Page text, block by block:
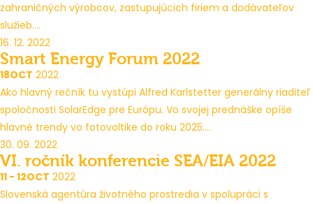
zahraničných výrobcov, zastupujúcich firiem a dodávateľov
služieb....
16. 12. 2022
Smart Energy Forum 2022
18OCT 2022
Ako hlavný rečník tu vystúpi Alfred Karlstetter generálny riaditeľ
spoločnosti SolarEdge pre Európu. Vo svojej prednáške opíše
hlavné trendy vo fotovoltike do roku 2025....
30. 09. 2022
VI. ročník konferencie SEA/EIA 2022
11 - 12OCT 2022
Slovenská agentúra životného prostredia v spolupráci s